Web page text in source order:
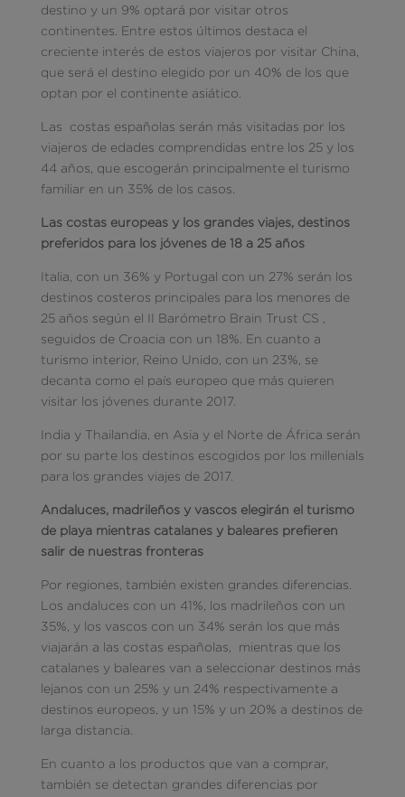
destino y un 9% optará por visitar otros
continentes. Entre estos últimos destaca el
creciente interés de estos viajeros por visitar China,
que será el destino elegido por un 40% de los que
optan por el continente asiático.
Las costas españolas serán más visitadas por los
viajeros de edades comprendidas entre los 25 y los
44 años, que escogerán principalmente el turismo
familiar en un 35% de los casos.
Las costas europeas y los grandes viajes, destinos
preferidos para los jóvenes de 18 a 25 años
Italia, con un 36% y Portugal con un 27% serán los
destinos costeros principales para los menores de
25 años según el II Barómetro Brain Trust CS ,
seguidos de Croacia con un 18%. En cuanto a
turismo interior, Reino Unido, con un 23%, se
decanta como el país europeo que más quieren
visitar los jóvenes durante 2017.
India y Thailandia, en Asia y el Norte de África serán
por su parte los destinos escogidos por los millenials
para los grandes viajes de 2017.
Andaluces, madrileños y vascos elegirán el turismo
de playa mientras catalanes y baleares prefieren
salir de nuestras fronteras
Por regiones, también existen grandes diferencias.
Los andaluces con un 41%, los madrileños con un
35%, y los vascos con un 34% serán los que más
viajarán a las costas españolas, mientras que los
catalanes y baleares van a seleccionar destinos más
lejanos con un 25% y un 24% respectivamente a
destinos europeos, y un 15% y un 20% a destinos de
larga distancia.
En cuanto a los productos que van a comprar,
también se detectan grandes diferencias por